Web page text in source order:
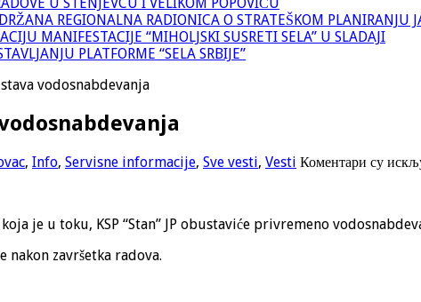
REGIONALNA RADIONICA O STRATEŠKOM PLANIRANJU
MANIFESTACIJE “MIHOLJSKI SUSRETI SELA” U SLADAJI
PLATFORME “SELA SRBIJE”
vodosnabdevanja
, Info, Servisne informacije, Sve vesti, Vesti Коментари су
je u toku, KSP “Stan” JP obustaviće privremeno
nakon završetka radova.